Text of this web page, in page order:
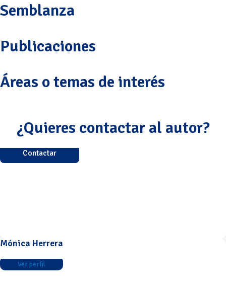
Semblanza
Publicaciones
Áreas o temas de interés
¿Quieres contactar al autor?
Contactar
Mónica Herrera
Ver perfil